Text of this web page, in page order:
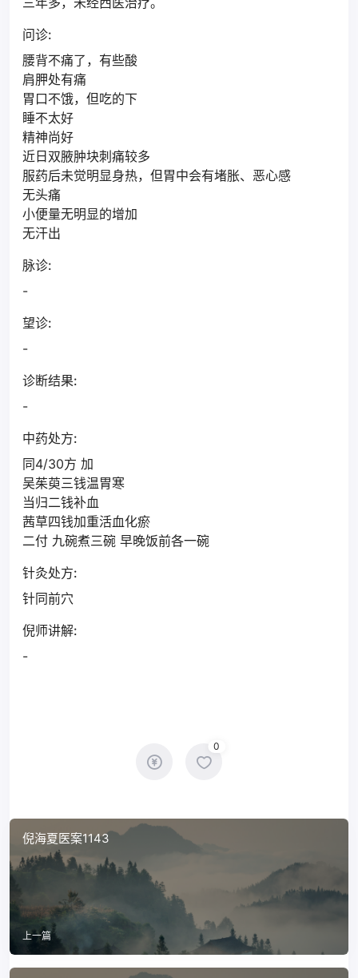
问诊:
腰背不痛了，有些酸
肩胛处有痛
胃口不饿，但吃的下
睡不太好
精神尚好
近日双腋肿块刺痛较多
服药后未觉明显身热，但胃中会有堵胀、恶心感
无头痛
小便量无明显的增加
无汗出
脉诊:
-
望诊:
-
诊断结果:
-
中药处方:
同4/30方 加
吴茱萸三钱温胃寒
当归二钱补血
茜草四钱加重活血化瘀
二付 九碗煮三碗 早晚饭前各一碗
针灸处方:
针同前穴
倪师讲解:
-
0
倪海夏医案1143
上一篇